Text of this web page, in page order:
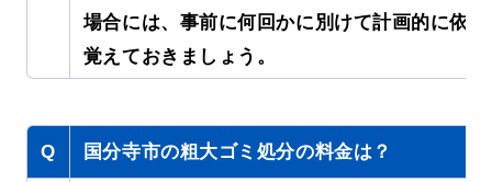
場合には、事前に何回かに別けて計画的に依
覚えておきましょう。
Q 国分寺市の粗大ゴミ処分の料金は？